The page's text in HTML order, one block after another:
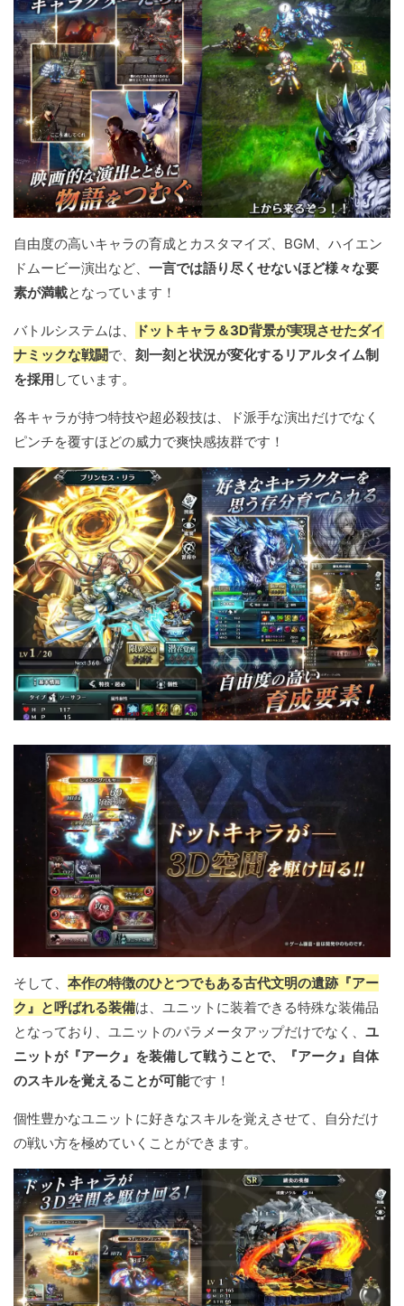
自由度の高いキャラの育成とカスタマイズ、BGM、ハイエン
ドムービー演出など、 一言では語り尽くせないほど様々な要
素が満載となっています！
バトルシステムは、
ドットキャラ＆3D背景が実現させたダイ
ナミックな戦闘で、 刻一刻と状況が変化するリアルタイム制
を採用 しています。
各キャラが持つ特技や超必殺技は、ド派手な演出だけでなく
ピンチを覆すほどの威力で爽快感抜群です！
そして、 本作の特徴のひとつでもある古代文明の遺跡『アー
ク』と呼ばれる装備は、ユニットに装着できる特殊な装備品
となっており、ユニットのパラメータアップだけでなく、 ユ
ニットが『アーク』を装備して戦うことで、『アーク』自体
のスキルを覚えることが可能です！
個性豊かなユニットに好きなスキルを覚えさせて、自分だけ
の戦い方を極めていくことができます。